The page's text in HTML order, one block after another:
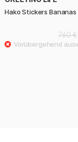
Hako Stickers Bananas
7.60 €